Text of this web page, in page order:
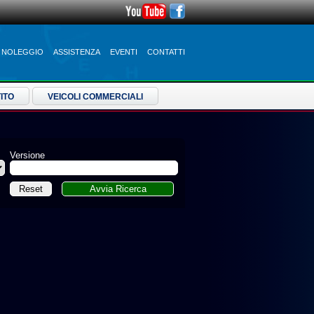
NOLEGGIO ASSISTENZA EVENTI CONTATTI
VEICOLI COMMERCIALI
Versione